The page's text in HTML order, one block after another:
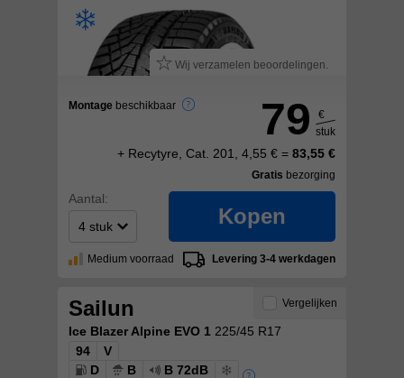
Wij verzamelen beoordelingen.
Montage beschikbaar 79
€
stuk
+ Recytyre, Cat. 201, 4,55 € = 83,55 €
Gratis bezorging
Aantal:
Kopen
Medium voorraad Levering 3-4 werkdagen
Sailun
Ice Blazer Alpine EVO 1 225/45 R17
94
V
D
B
B 72dB
Vergelijken